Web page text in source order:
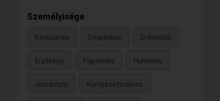
Személyisége
Becsületes Empatikus Érdeklődő
Érzékeny Figyelmes Humoros
Jóindulatú Környezettudatos